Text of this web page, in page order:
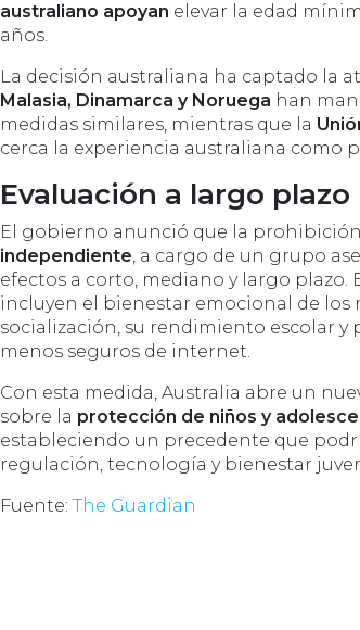
australiano apoyan elevar la edad
años.
La decisión australiana ha captado la
Malasia, Dinamarca y Noruega han
medidas similares, mientras que la
cerca la experiencia australiana como
Evaluación a largo plazo
El gobierno anunció que la
independiente, a cargo de un grupo
efectos a corto, mediano y largo plazo.
incluyen el bienestar emocional de los
socialización, su rendimiento escolar y
menos seguros de internet.
Con esta medida, Australia abre un
sobre la protección de niños y
estableciendo un precedente que
regulación, tecnología y bienestar
Fuente: The Guardian